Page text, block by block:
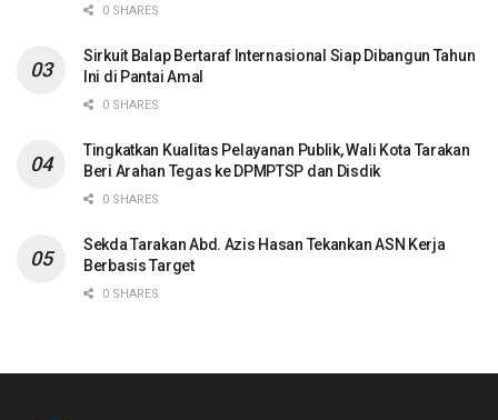
0 SHARES
Sirkuit Balap Bertaraf Internasional Siap Dibangun Tahun
Ini di Pantai Amal
0 SHARES
Tingkatkan Kualitas Pelayanan Publik, Wali Kota Tarakan
Beri Arahan Tegas ke DPMPTSP dan Disdik
0 SHARES
Sekda Tarakan Abd. Azis Hasan Tekankan ASN Kerja
Berbasis Target
0 SHARES